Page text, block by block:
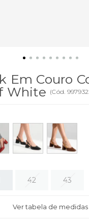
Em Couro
White (Cód.
42 43
Ver tabela de medidas